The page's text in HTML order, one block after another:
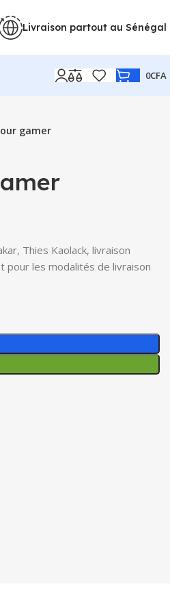
Livraison partout au Sénégal
0CFA
gamer
Thies Kaolack, livraison
pour les modalités de livraison